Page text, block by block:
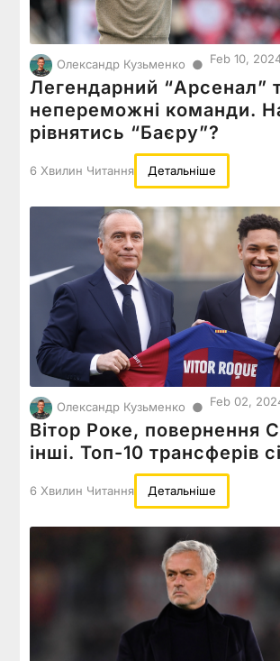
Олександр Кузьменко ● Feb 10,
Легендарний “Арсенал”
непереможні команди.
рівнятись “Баєру”?
6 Хвилин Читання Детальніше
Олександр Кузьменко ● Feb 02,
Вітор Роке, повернення
інші. Топ-10 трансферів
6 Хвилин Читання Детальніше